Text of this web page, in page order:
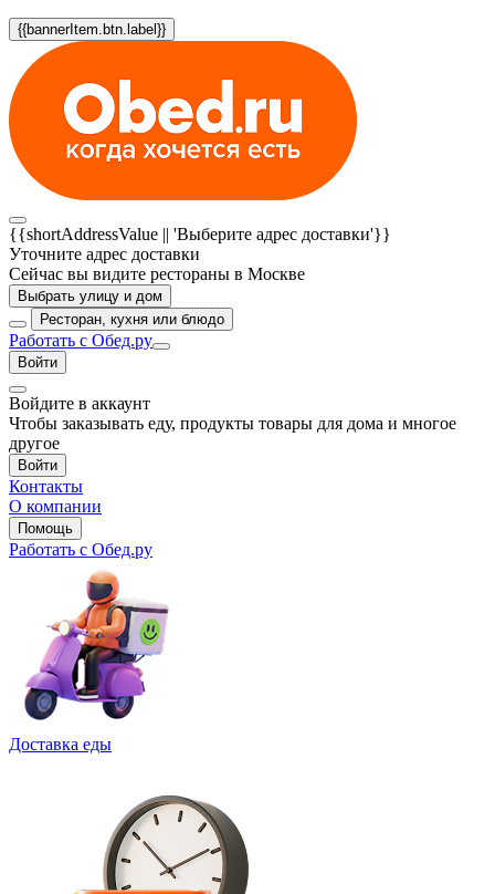
{{bannerItem.btn.label}}
{{shortAddressValue || 'Выберите адрес доставки'}}
Уточните адрес доставки
Сейчас вы видите рестораны в Москве
Выбрать улицу и дом
Ресторан, кухня или блюдо
Работать с Обед.ру
Войти
Войдите в аккаунт
Чтобы заказывать еду, продукты товары для дома и многое
другое
Войти
Контакты
О компании
Помощь
Работать с Обед.ру
Доставка еды